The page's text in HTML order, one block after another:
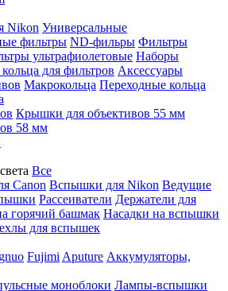
Nikon Универсальные
фильтры ND-фильры Фильтры
ультрафиолетовые Наборы
для фильтров Аксессуары
Макрокольца Переходные кольца
Крышки для объективов 55 мм
58 мм
Все
Canon Вспышки для Nikon Ведущие
Рассеиватели Держатели для
горячий башмак Насадки на вспышки
для вспышек
Fujimi Aputure Аккумуляторы,
моноблоки Лампы-вспышки